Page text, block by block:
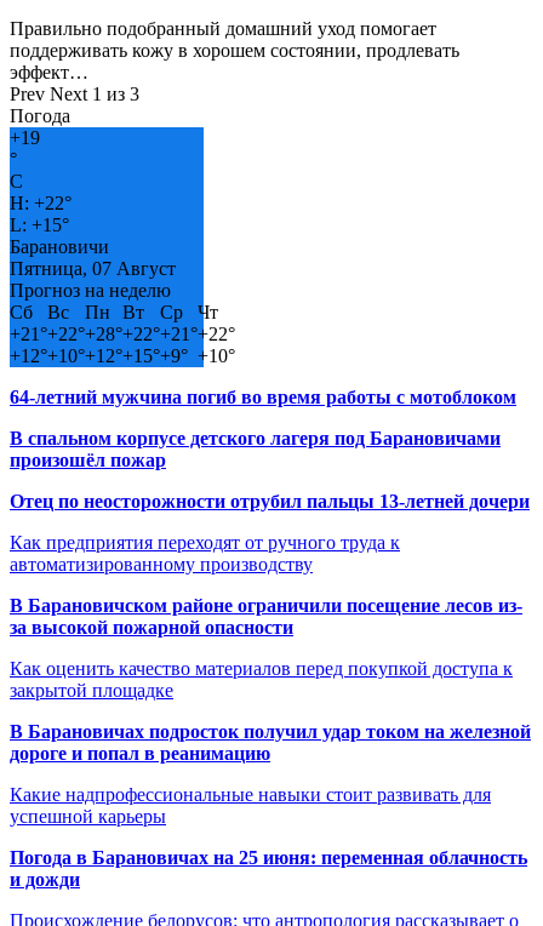
Правильно подобранный домашний уход помогает
поддерживать кожу в хорошем состоянии, продлевать
эффект…
Prev Next 1 из 3
Погода
+19
°
C
H: +22°
L: +15°
Барановичи
Пятница, 07 Август
Прогноз на неделю
Сб
Вс Пн Вт Ср
Чт
+21°+22°+28°+22°+21°+22°
+12°+10°+12°+15°+9° +10°
64-летний мужчина погиб во время работы с мотоблоком
В спальном корпусе детского лагеря под Барановичами
произошёл пожар
Отец по неосторожности отрубил пальцы 13-летней дочери
Как предприятия переходят от ручного труда к
автоматизированному производству
В Барановичском районе ограничили посещение лесов из-
за высокой пожарной опасности
Как оценить качество материалов перед покупкой доступа к
закрытой площадке
В Барановичах подросток получил удар током на железной
дороге и попал в реанимацию
Какие надпрофессиональные навыки стоит развивать для
успешной карьеры
Погода в Барановичах на 25 июня: переменная облачность
и дожди
Происхождение белорусов: что антропология рассказывает о